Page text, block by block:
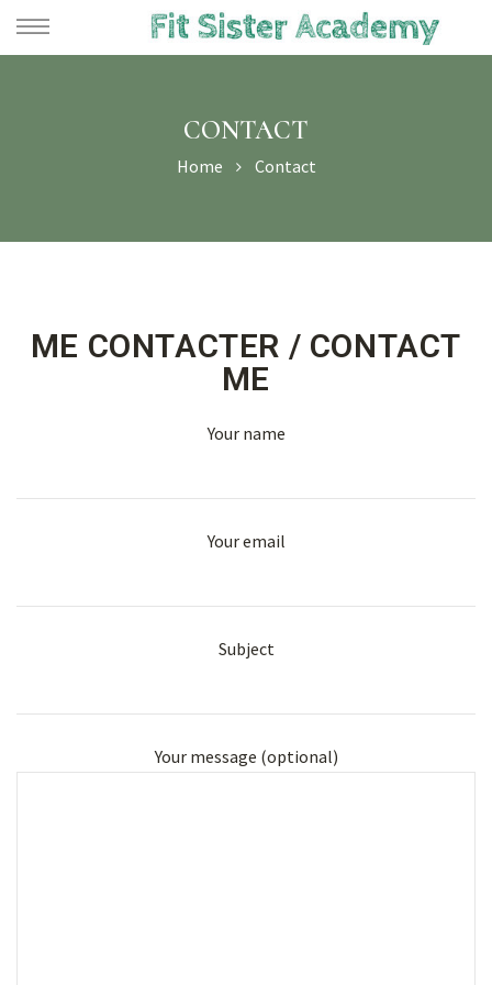
CONTACT
Home Contact
ME CONTACTER / CONTACT
ME
Your name
Your email
Subject
Your message (optional)